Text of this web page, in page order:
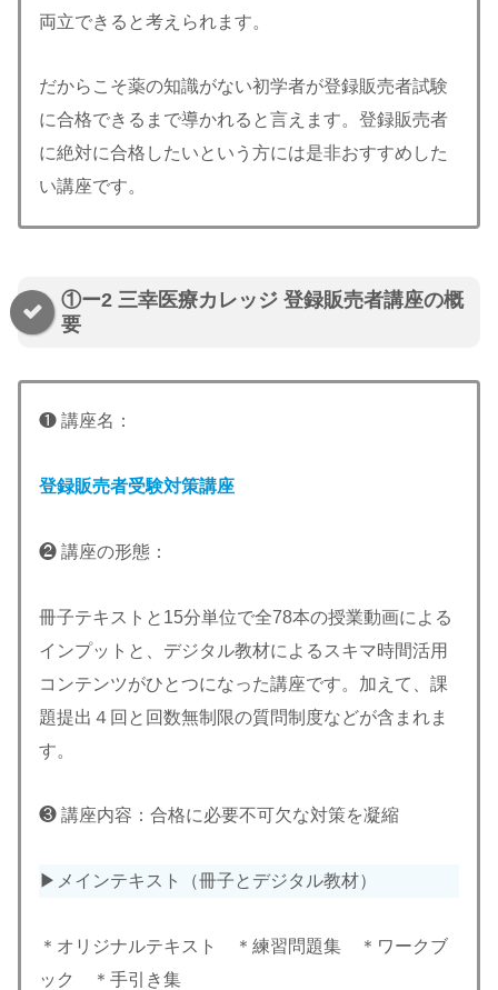
両立できると考えられます。
だからこそ薬の知識がない初学者が登録販売者試験
に合格できるまで導かれると言えます。登録販売者
に絶対に合格したいという方には是非おすすめした
い講座です。
①ー2 三幸医療カレッジ 登録販売者講座の概
要
❶ 講座名：
登録販売者受験対策講座
❷ 講座の形態：
冊子テキストと15分単位で全78本の授業動画による
インプットと、デジタル教材によるスキマ時間活用
コンテンツがひとつになった講座です。加えて、課
題提出４回と回数無制限の質問制度などが含まれま
す。
❸ 講座内容：合格に必要不可欠な対策を凝縮
▶︎メインテキスト（冊子とデジタル教材）
＊オリジナルテキスト ＊練習問題集 ＊ワークブ
ック ＊手引き集